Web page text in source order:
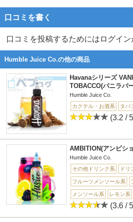
口コミを書く
口コミを投稿するためにはログイン
Humble Juice Co.の他の商品
Havanaシリーズ
TOBACCO(バニラバ
Humble Juice Co.
カクテル・お酒系
タバ
(3.2 /
AMBITION(アンビシ
Humble Juice Co.
その他ドリンク系
ドリ
フルーツメンソール系
メンソール系 レモン系
(3.6 /